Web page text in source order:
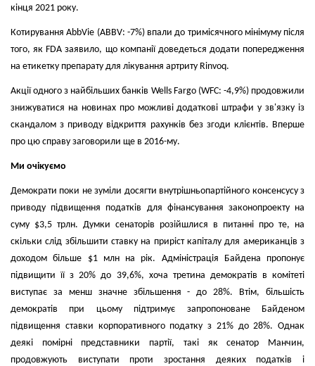
кінця 2021 року.
Котирування AbbVie (ABBV: -7%) впали до тримісячного мінімуму після
того, як FDA заявило, що компанії доведеться додати попередження
на етикетку препарату для лікування артриту Rinvoq.
Акції одного з найбільших банків Wells Fargo (WFC: -4,9%) продовжили
знижуватися на новинах про можливі додаткові штрафи у зв'язку із
скандалом з приводу відкриття рахунків без згоди клієнтів. Вперше
про цю справу заговорили ще в 2016-му.
Ми очікуємо
Демократи поки не зуміли досягти внутрішньопартійного консенсусу з
приводу підвищення податків для фінансування законопроекту на
суму $3,5 трлн. Думки сенаторів розійшлися в питанні про те, на
скільки слід збільшити ставку на приріст капіталу для американців з
доходом більше $1 млн на рік. Адміністрація Байдена пропонує
підвищити її з 20% до 39,6%, хоча третина демократів в комітеті
виступає за менш значне збільшення - до 28%. Втім, більшість
демократів при цьому підтримує запропоноване Байденом
підвищення ставки корпоративного податку з 21% до 28%. Однак
деякі помірні представники партії, такі як сенатор Манчин,
продовжують виступати проти зростання деяких податків і